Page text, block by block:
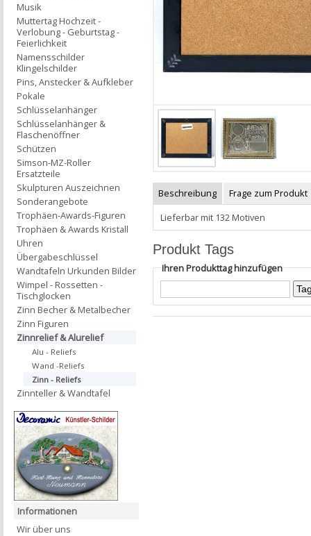
Beschreibung
Frage zum Produkt
Lieferbar mit 132 Motiven
Produkt Tags
Ihren Produkttag hinzufügen
Musik
Muttertag Hochzeit -
Verlobung - Geburtstag -
Feierlichkeit
Namensschilder
Klingelschilder
Pins, Anstecker & Aufkleber
Pokale
Schlüsselanhänger
Schlüsselanhänger &
Flaschenöffner
Schützen
Simson-MZ-Roller
Ersatzteile
Skulpturen Auszeichnen
Sonderangebote
Trophäen-Awards-Figuren
Trophäen & Awards Kristall
Uhren
Übergabeschlüssel
Wandtafeln Urkunden Bilder
Wimpel - Rossetten -
Tischglocken
Zinn Becher & Metalbecher
Zinn Figuren
Zinnrelief & Alurelief
Alu - Reliefs
Wand -Reliefs
Zinn - Reliefs
Zinnteller & Wandtafel
Informationen
Wir über uns